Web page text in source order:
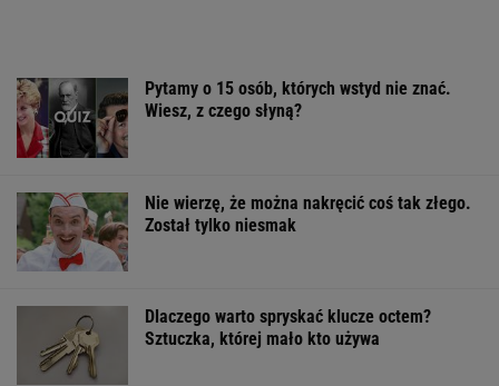
Pytamy o 15 osób, których wstyd nie znać.
Wiesz, z czego słyną?
Nie wierzę, że można nakręcić coś tak złego.
Został tylko niesmak
Dlaczego warto spryskać klucze octem?
Sztuczka, której mało kto używa